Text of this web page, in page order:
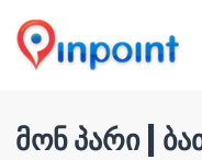
მონ პარი |